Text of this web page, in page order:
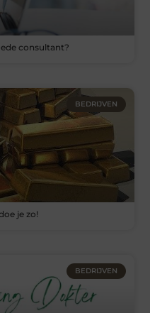
consultant?
BEDRIJVEN
je zo!
BEDRIJVEN